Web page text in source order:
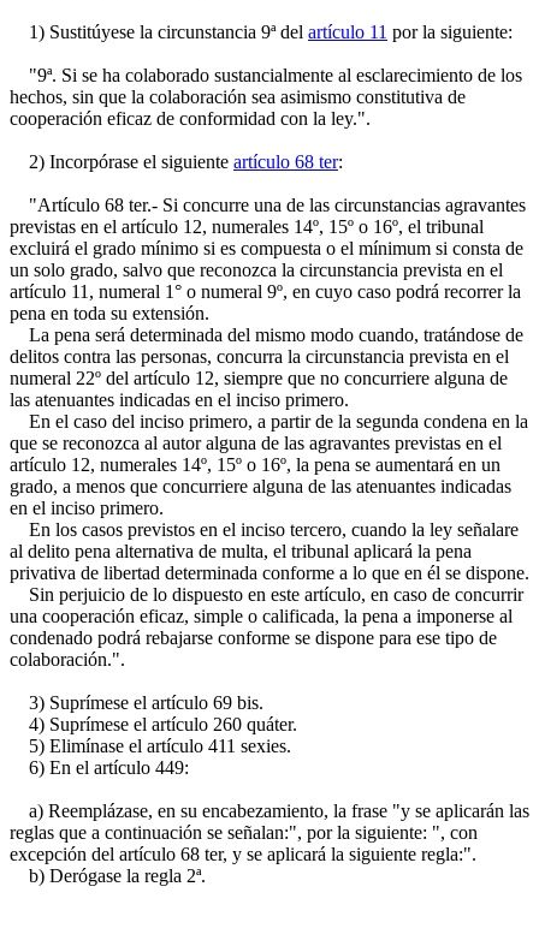
1) Sustitúyese la circunstancia 9ª del artículo 11 por la siguiente:
"9ª. Si se ha colaborado sustancialmente al esclarecimiento de los
hechos, sin que la colaboración sea asimismo constitutiva de
cooperación eficaz de conformidad con la ley.".
2) Incorpórase el siguiente artículo 68 ter:
"Artículo 68 ter.- Si concurre una de las circunstancias agravantes
previstas en el artículo 12, numerales 14º, 15º o 16º, el tribunal
excluirá el grado mínimo si es compuesta o el mínimum si consta de
un solo grado, salvo que reconozca la circunstancia prevista en el
artículo 11, numeral 1° o numeral 9º, en cuyo caso podrá recorrer la
pena en toda su extensión.
La pena será determinada del mismo modo cuando, tratándose de
delitos contra las personas, concurra la circunstancia prevista en el
numeral 22º del artículo 12, siempre que no concurriere alguna de
las atenuantes indicadas en el inciso primero.
En el caso del inciso primero, a partir de la segunda condena en la
que se reconozca al autor alguna de las agravantes previstas en el
artículo 12, numerales 14º, 15º o 16º, la pena se aumentará en un
grado, a menos que concurriere alguna de las atenuantes indicadas
en el inciso primero.
En los casos previstos en el inciso tercero, cuando la ley señalare
al delito pena alternativa de multa, el tribunal aplicará la pena
privativa de libertad determinada conforme a lo que en él se dispone.
Sin perjuicio de lo dispuesto en este artículo, en caso de concurrir
una cooperación eficaz, simple o calificada, la pena a imponerse al
condenado podrá rebajarse conforme se dispone para ese tipo de
colaboración.".
3) Suprímese el artículo 69 bis.
4) Suprímese el artículo 260 quáter.
5) Elimínase el artículo 411 sexies.
6) En el artículo 449:
a) Reemplázase, en su encabezamiento, la frase "y se aplicarán las
reglas que a continuación se señalan:", por la siguiente: ", con
excepción del artículo 68 ter, y se aplicará la siguiente regla:".
b) Derógase la regla 2ª.